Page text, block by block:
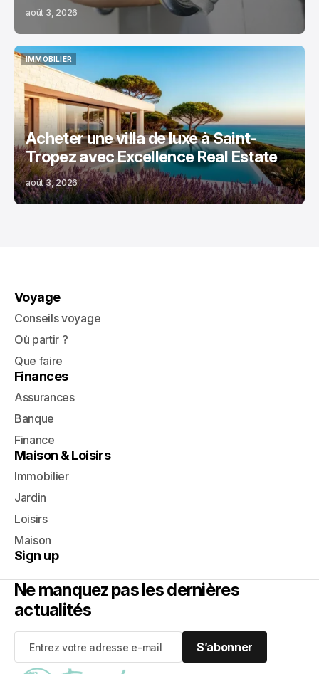
août 3, 2026
IMMOBILIER
IMMOBILIER
Acheter une villa de luxe à Saint-
Tropez avec Excellence Real Estate
août 3, 2026
Voyage
Conseils voyage
Où partir ?
Que faire
Finances
Assurances
Banque
Finance
Maison & Loisirs
Immobilier
Jardin
Loisirs
Maison
Sign up
Ne manquez pas les dernières
actualités
S’abonner
S’abonner